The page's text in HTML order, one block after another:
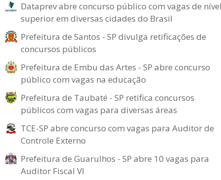
Dataprev abre concurso público com vagas de
superior em diversas cidades do Brasil
Prefeitura de Santos - SP divulga retificações de
concursos públicos
Prefeitura de Embu das Artes - SP abre concurso
público com vagas na educação
Prefeitura de Taubaté - SP retifica concursos
públicos com vagas para diversas áreas
TCE-SP abre concurso com vagas para Auditor de
Controle Externo
Prefeitura de Guarulhos - SP abre 10 vagas para
Auditor Fiscal VI